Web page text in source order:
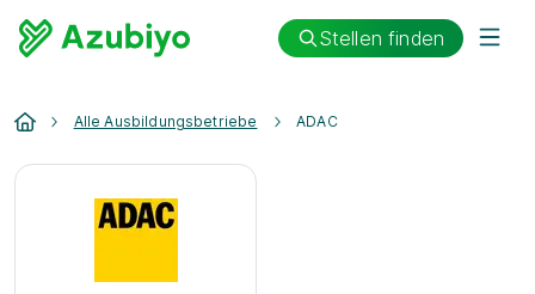
Stellen finden
Alle Ausbildungsbetriebe ADAC